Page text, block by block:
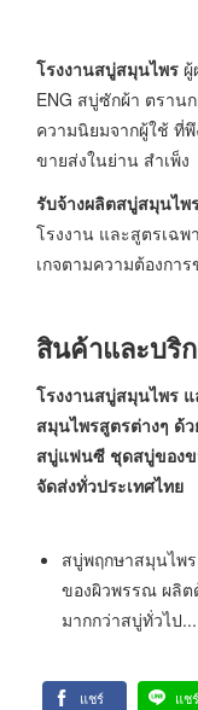
โรงงานสบู่สมุนไพร
ENG สบู่ซักผ้า ตราน
ความนิยมจากผู้ใช้ ที่
ขายส่งในย่าน สำเพ็ง
รับจ้างผลิตสบู่สมุนไพ
โรงงาน และสูตรเฉ
เกจตามความต้องกา
สินค้าและบริ
โรงงานสบู่สมุนไพร
สมุนไพรสูตรต่างๆ ด้
สบู่แฟนซี ชุดสบู่ของ
จัดส่งทั่วประเทศไทย
สบู่พฤกษาสมุนไพ
ของผิวพรรณ ผลิ
มากกว่าสบู่ทั่วไป...
แชร์ แชร์